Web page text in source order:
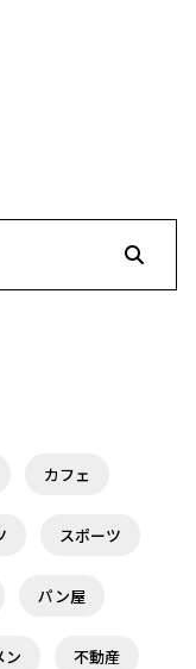
カフェ
スポーツ
パン屋
ン 不動産